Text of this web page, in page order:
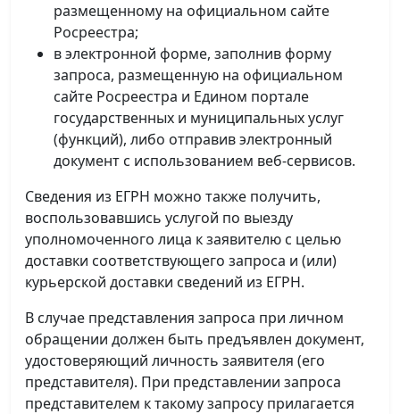
размещенному на официальном сайте
Росреестра;
в электронной форме, заполнив форму
запроса, размещенную на официальном
сайте Росреестра и Едином портале
государственных и муниципальных услуг
(функций), либо отправив электронный
документ с использованием веб-сервисов.
Сведения из ЕГРН можно также получить,
воспользовавшись услугой по выезду
уполномоченного лица к заявителю с целью
доставки соответствующего запроса и (или)
курьерской доставки сведений из ЕГРН.
В случае представления запроса при личном
обращении должен быть предъявлен документ,
удостоверяющий личность заявителя (его
представителя). При представлении запроса
представителем к такому запросу прилагается